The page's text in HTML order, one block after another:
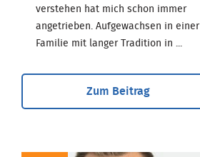
verstehen hat mich schon immer
angetrieben. Aufgewachsen in einer
Familie mit langer Tradition in ...
Zum Beitrag